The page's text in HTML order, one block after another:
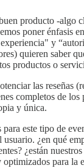
producto -algo
poner énfasis
y
quieren saber
productos o
las reseñas
completos de los
y única.
este tipo de
usuario. ¿en qué
¿están
para la